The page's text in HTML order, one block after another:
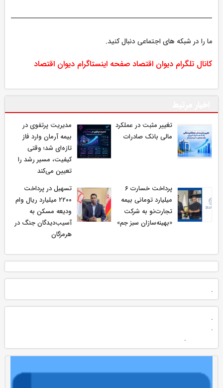
ما را در شبکه های اجتماعی دنبال کنید.
کانال تلگرام دیوان اقتصاد صفحه اینستاگرام دیوان اقتصاد
تغییر مثبت در عملکرد
مالی بانک صادرات
مدیریت پرتفوی در
بیمه آرمان وارد فاز
تازه‌ای شد؛ وقتی
کیفیت، مسیر رشد را
تعیین می‌کند
پرداخت خسارت ۶
میلیارد تومانی بیمه
تجارت‌نو به شرکت
«بهینه‌سازان سبز جم»
تسهیل در پرداخت
۲۲۰۰ میلیارد ریال وام
ودیعه مسکن به
آسیب‌دیدگان جنگ در
هرمزگان
.
.
.
.